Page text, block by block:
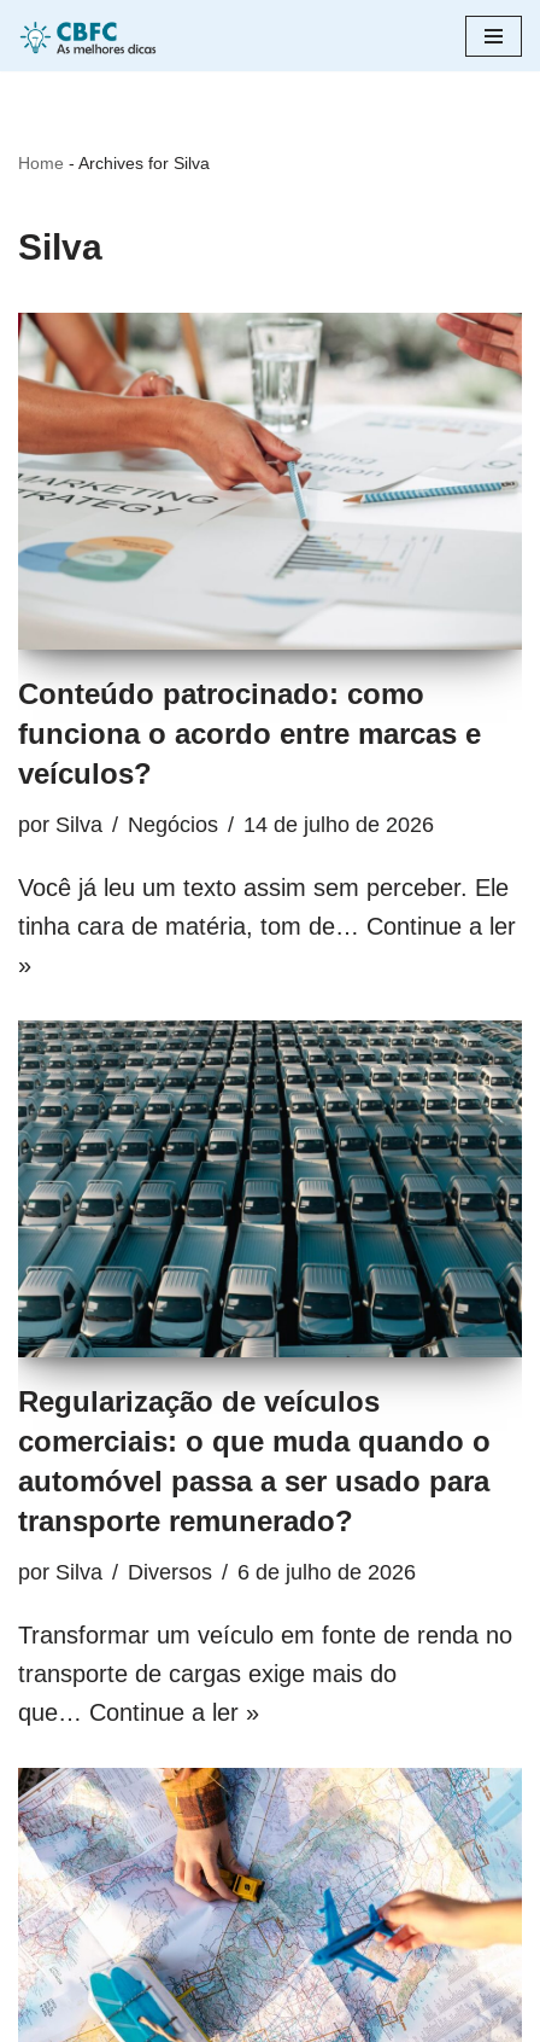
Pular
Home - Archives for Silva
Silva
Conteúdo patrocinado: como
funciona o acordo entre marcas e
veículos?
por Silva Negócios 14 de julho de 2026
Você já leu um texto assim sem perceber. Ele
tinha cara de matéria, tom de… Continue a ler
»
Regularização de veículos
comerciais: o que muda quando o
automóvel passa a ser usado para
transporte remunerado?
por Silva Diversos 6 de julho de 2026
Transformar um veículo em fonte de renda no
transporte de cargas exige mais do
que… Continue a ler »